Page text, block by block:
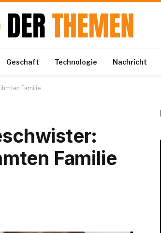
Geschaft Technologie Nachricht
Familie
Familie